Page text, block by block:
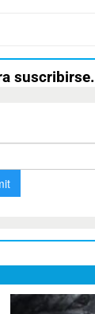
suscribirse.